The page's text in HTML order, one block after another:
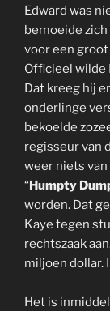
Edward was
bemoeide
voor een
Officieel wilde
Dat kreeg hij
onderlinge
bekoelde
regisseur van
weer niets
“Humpty
worden. Dat
Kaye tegen
rechtszaak
miljoen dollar.
Het is